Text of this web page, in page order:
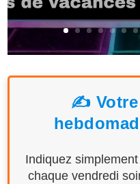
✍️ Votre
Indiquez
chaque vendredi